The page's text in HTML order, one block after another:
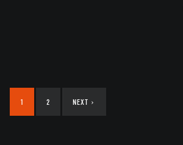
1 2 NEXT ›